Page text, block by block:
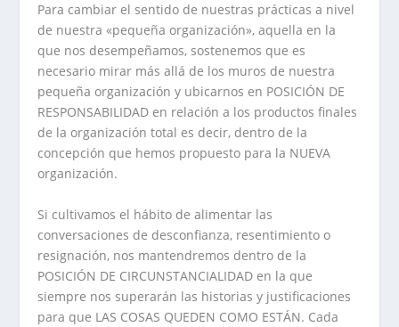
Para cambiar el sentido de nuestras prácticas a nivel
de nuestra «pequeña organización», aquella en la
que nos desempeñamos, sostenemos que es
necesario mirar más allá de los muros de nuestra
pequeña organización y ubicarnos en POSICIÓN DE
RESPONSABILIDAD en relación a los productos finales
de la organización total es decir, dentro de la
concepción que hemos propuesto para la NUEVA
organización.
Si cultivamos el hábito de alimentar las
conversaciones de desconfianza, resentimiento o
resignación, nos mantendremos dentro de la
POSICIÓN DE CIRCUNSTANCIALIDAD en la que
siempre nos superarán las historias y justificaciones
para que LAS COSAS QUEDEN COMO ESTÁN. Cada